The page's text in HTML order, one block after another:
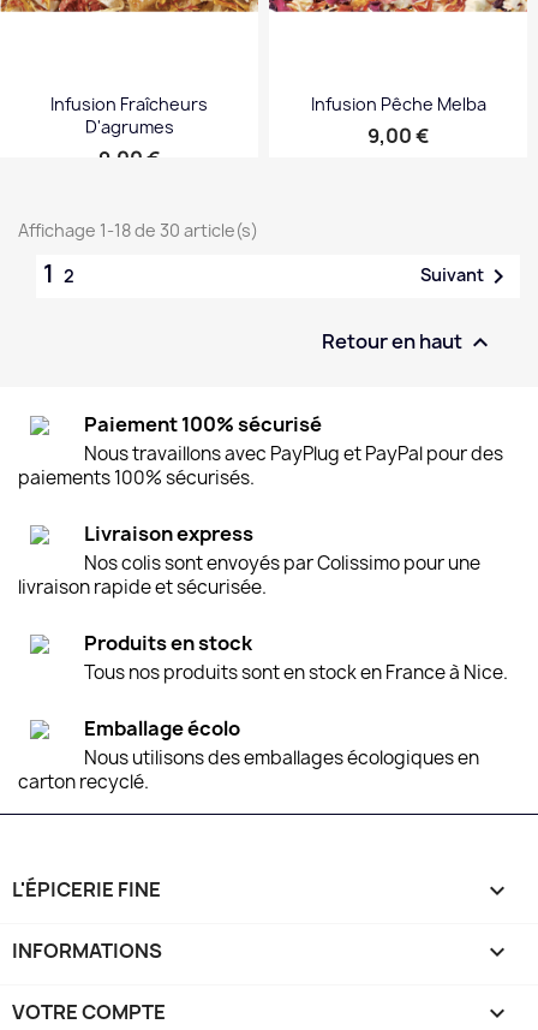
Infusion Fraîcheurs
D'agrumes
Prix
9,00 €
Infusion Pêche Melba
Prix
9,00 €
Affichage 1-18 de 30 article(s)
1 2 Suivant 
Retour en haut 
Paiement 100% sécurisé
Nous travaillons avec PayPlug et PayPal pour des
paiements 100% sécurisés.
Livraison express
Nos colis sont envoyés par Colissimo pour une
livraison rapide et sécurisée.
Produits en stock
Tous nos produits sont en stock en France à Nice.
Emballage écolo
Nous utilisons des emballages écologiques en
carton recyclé.
L'ÉPICERIE FINE 
INFORMATIONS 
VOTRE COMPTE 